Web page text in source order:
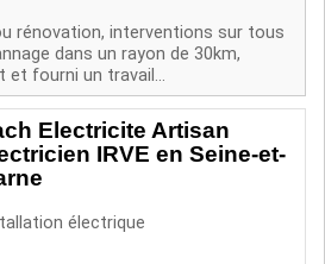
rénovation, interventions sur tous
dans un rayon de 30km,
et fourni un travail...
Electricite Artisan
IRVE en Seine-et-
électrique